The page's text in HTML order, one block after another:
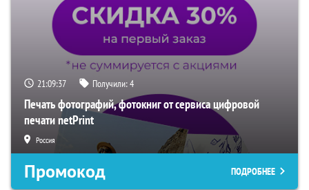
21:09:36 Получили:4
Печать фотографий, фотокниг от сервиса цифровой
печати netPrint
Россия
Промокод ПОДРОБНЕЕ